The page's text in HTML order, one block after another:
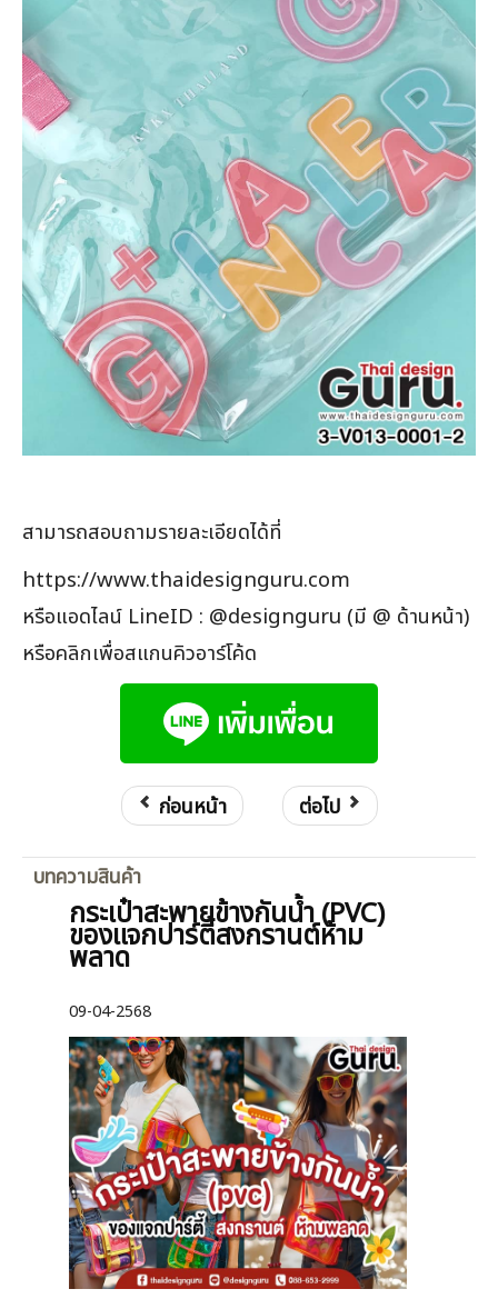
สามารถสอบถามรายละเอียดได้ที่
https://www.thaidesignguru.com
หรือแอดไลน์ LineID : @designguru (มี @ ด้านหน้า)
หรือคลิกเพื่อสแกนคิวอาร์โค้ด
ก่อนหน้า ต่อไป
บทความสินค้า
กระเป๋าสะพายข้างกันน้ำ (PVC)
ของแจกปาร์ตี้สงกรานต์ห้าม
พลาด
09-04-2568